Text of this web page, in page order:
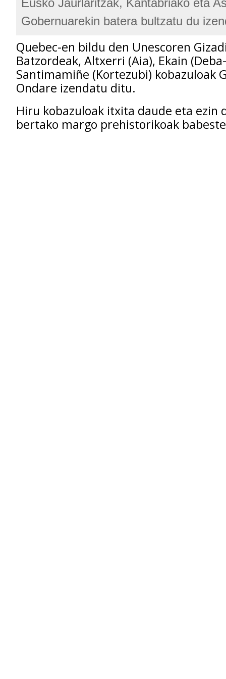
Eusko Jaurlaritzak, Kantabriako eta
Gobernuarekin batera bultzatu du
Quebec-en bildu den Unescoren
Batzordeak, Altxerri (Aia), Ekain
Santimamiñe (Kortezubi) kobazuloak
Ondare izendatu ditu.
Hiru kobazuloak itxita daude eta ezin
bertako margo prehistorikoak